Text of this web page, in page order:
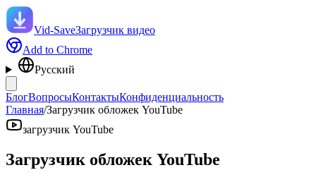
Vid-SaveЗагрузчик видео
Add to Chrome
Русский
БлогВопросыКонтактыКонфиденциальность
Главная/Загрузчик обложек YouTube
загрузчик YouTube
Загрузчик обложек YouTube